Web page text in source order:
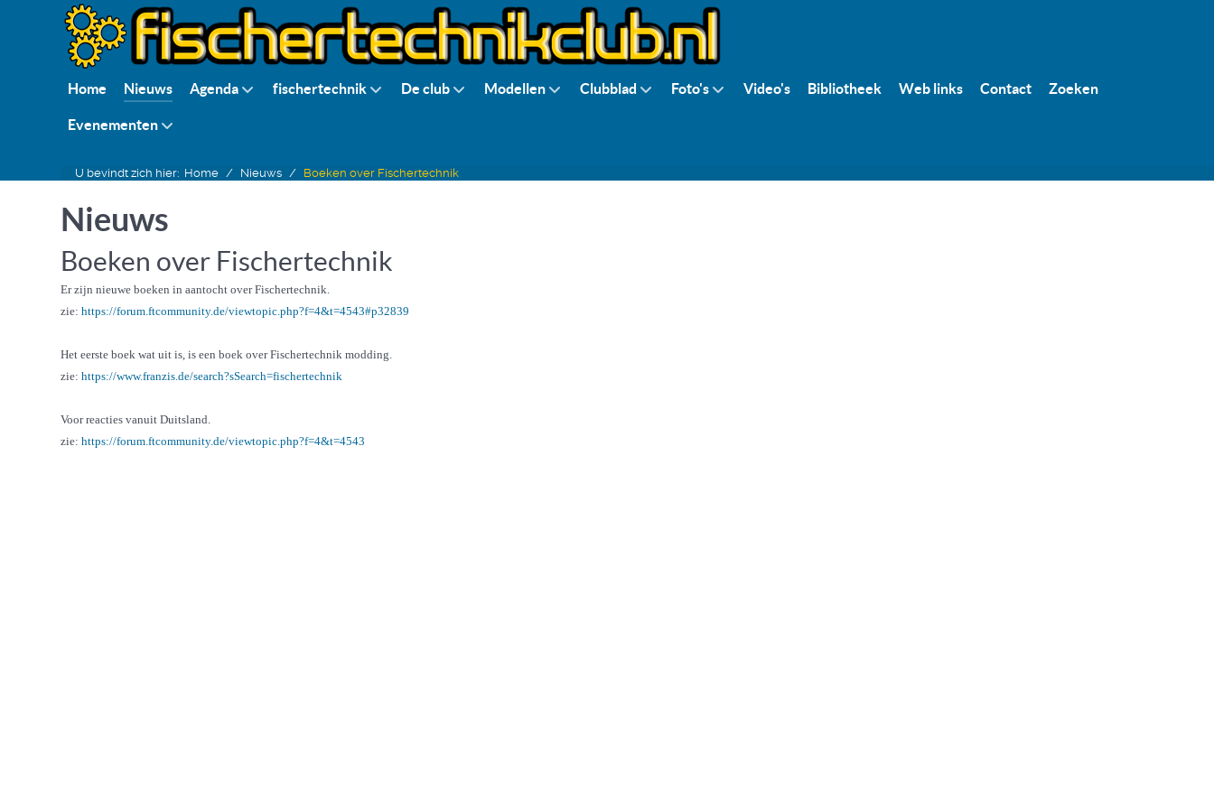
Home Nieuws Agenda fischertechnik De club Modellen Clubblad Foto's Video's Bibliotheek Web links Contact Zoeken
Evenementen
U bevindt zich hier: Home Nieuws Boeken over Fischertechnik
Nieuws
Boeken over Fischertechnik
Er zijn nieuwe boeken in aantocht over Fischertechnik.
zie:https://forum.ftcommunity.de/viewtopic.php?f=4&t=4543#p32839
Het eerste boek wat uit is, is een boek over Fischertechnik modding.
zie:https://www.franzis.de/search?sSearch=fischertechnik
Voor reacties vanuit Duitsland.
zie:https://forum.ftcommunity.de/viewtopic.php?f=4&t=4543